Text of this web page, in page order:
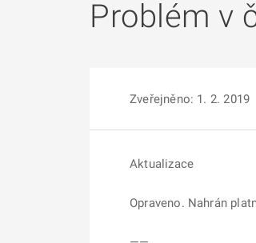
Problém v
Zveřejněno: 1. 2. 2019
Aktualizace
Opraveno. Nahrán